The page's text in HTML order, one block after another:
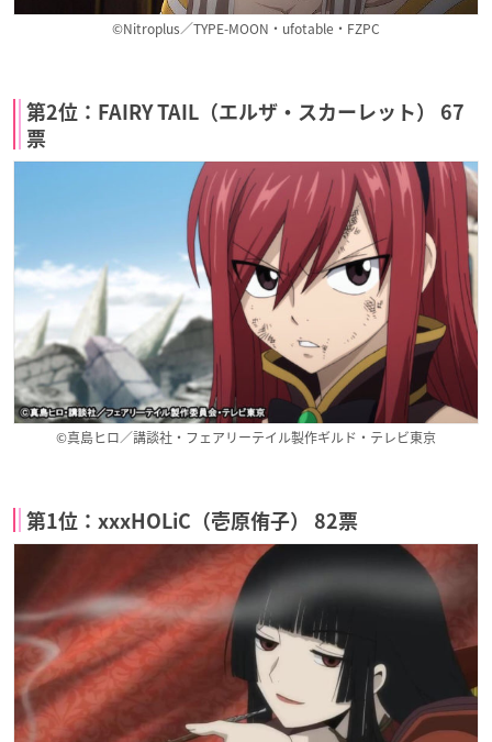
©Nitroplus／TYPE-MOON・ufotable・FZPC
第2位：FAIRY TAIL（エルザ・スカーレット） 67
票
©真島ヒロ／講談社・フェアリーテイル製作ギルド・テレビ東京
第1位：xxxHOLiC（壱原侑子） 82票